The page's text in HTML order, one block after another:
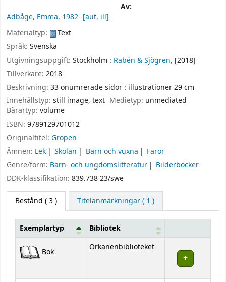
Av:
Adbåge, Emma, 1982- [aut, ill]
Materialtyp:
Text
Språk: Svenska
Utgivningsuppgift: Stockholm : Rabén & Sjögren, [2018]
Tillverkare: 2018
Beskrivning: 33 onumrerade sidor : illustrationer 29 cm
Innehållstyp: still image, text Medietyp: unmediated
Bärartyp: volume
ISBN: 9789129701012
Originaltitel: Gropen
Ämnen: Lek Skolan Barn och vuxna
Faror
Genre/form: Barn- och ungdomslitteratur
Bilderböcker
DDK-klassifikation: 839.738 23/swe
Bestånd ( 3 ) Titelanmärkningar ( 1 )
Bestånd
Exemplartyp Bibliotek
Bok Orkanenbiblioteket